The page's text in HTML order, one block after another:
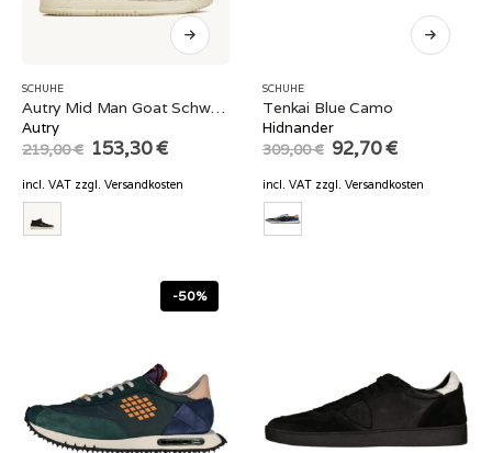
SCHUHE
Autry Mid Man Goat Schwarz
Autry
219,00€ Original
price
was:
219,00 €.
153,30€Current
is:
incl. VAT zzgl. Versandkosten
SCHUHE
Tenkai Blue Camo
Hidnander
309,00€ Original
price
was:
309,00 €.
92,70€Current
is:
incl. VAT zzgl. Versandkosten
-50%